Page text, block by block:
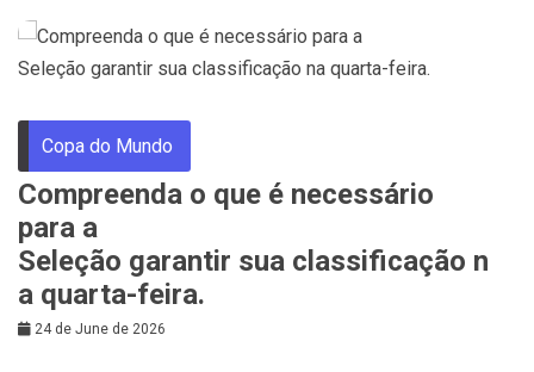
Copa do Mundo
Compreenda o que é necessário
para a
Seleção garantir sua classificação n
a quarta-feira.
24 de June de 2026